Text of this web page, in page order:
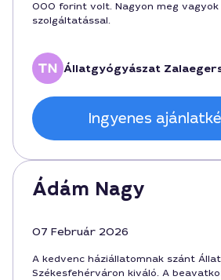
000 forint volt. Nagyon meg vagyok
szolgáltatással.
Állatgyógyászat
Ingyenes
Ádám Nagy
07 Február 2026
A kedvenc háziállatomnak szánt
Székesfehérváron kiváló. A